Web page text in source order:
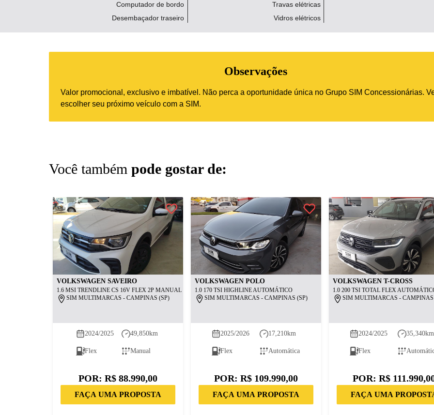
Computador de bordo
Desembaçador traseiro
Travas elétricas
Vidros elétricos
Observações
Valor promocional, exclusivo e imbatível. Não perca a oportunidade única no Grupo SIM Concessionárias.
escolher seu próximo veículo com a SIM.
Você também pode gostar de:
VOLKSWAGEN SAVEIRO
1.6 MSI TRENDLINE CS 16V FLEX 2P MANUAL
SIM MULTIMARCAS - CAMPINAS (SP)
2024/2025 49,850km
Flex Manual
POR: R$ 88.990,00
FAÇA UMA PROPOSTA
VOLKSWAGEN POLO
1.0 170 TSI HIGHLINE AUTOMÁTICO
SIM MULTIMARCAS - CAMPINAS (SP)
2025/2026 17,210km
Flex Automática
POR: R$ 109.990,00
FAÇA UMA PROPOSTA
VOLKSWAGEN T-CROSS
1.0 200 TSI TOTAL FLEX
SIM MULTIMARCAS - CAMPINAS
2024/2025 35,340km
Flex
POR: R$
FAÇA UMA